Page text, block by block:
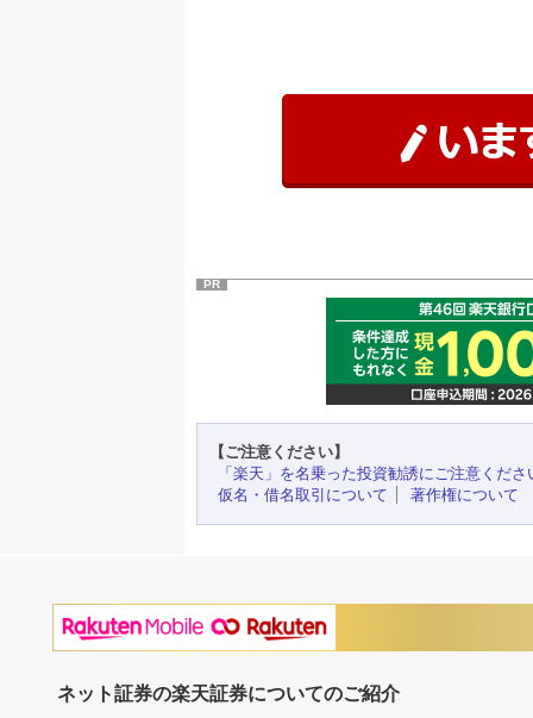
PR
【ご注意ください】
「楽天」を名乗った投資勧誘にご注意くださ
仮名・借名取引について
著作権について
ネット証券の楽天証券についてのご紹介